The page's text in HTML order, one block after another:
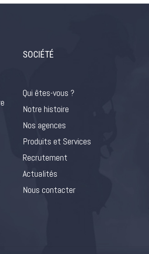
SOCIÉTÉ
Qui êtes-vous ?
Notre histoire
Nos agences
Produits et Services
Recrutement
Actualités
Nous contacter